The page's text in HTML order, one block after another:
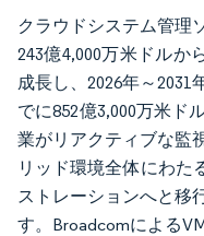
クラウドシステム管理
243億4,000万米ドルか
成長し、2026年～2031
でに852億3,000万米ド
業がリアクティブな監
リッド環境全体にわた
ストレーションへと移
す。Broadcomによる